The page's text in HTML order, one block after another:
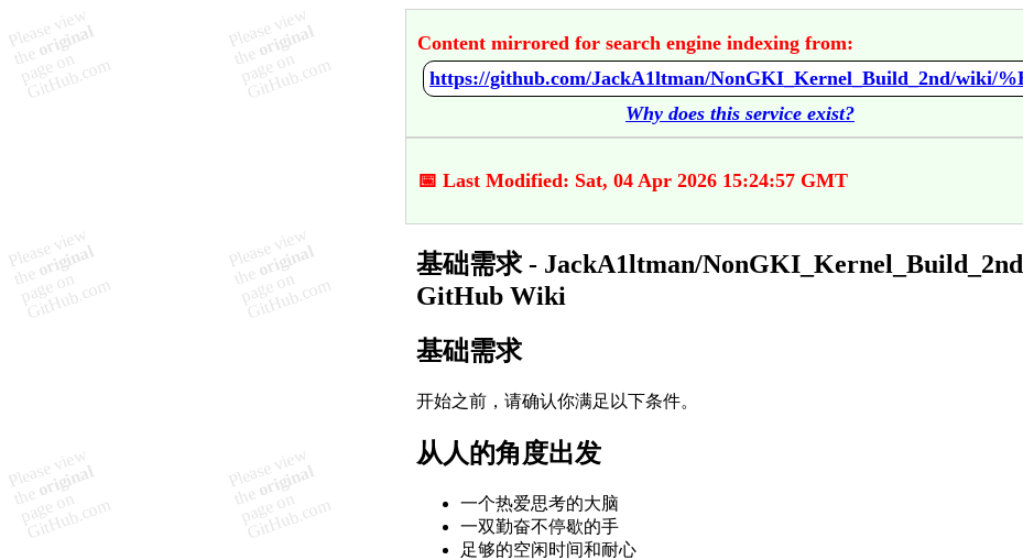
Content mirrored for search engine indexing from:
Why does this service exist?
📅 Last Modified: Sat, 04 Apr 2026 15:24:57 GMT
基础需求 - JackA1ltman/NonGKI_Kernel_Build_2nd
GitHub Wiki
基础需求
开始之前，请确认你满足以下条件。
从人的角度出发
一个热爱思考的大脑
一双勤奋不停歇的手
足够的空闲时间和耐心